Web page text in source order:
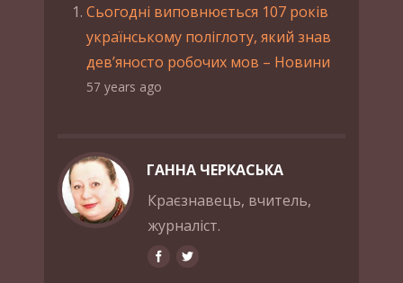
Сьогодні виповнюється 107 років
українському поліглоту, який знав
дев’яносто робочих мов – Новини
57 years ago
ГАННА ЧЕРКАСЬКА
Краєзнавець, вчитель,
журналіст.